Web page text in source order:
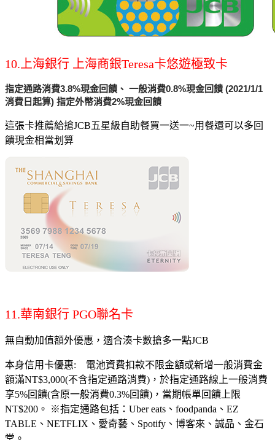
10.上海銀行 上海商銀Teresa卡悠遊極致卡
指定通路消費3.8%現金回饋、 一般消費0.8%現金回饋 (2021/1/1
消費日起算) 指定外幣消費2%現金回饋
這張卡推薦給搶JCB五星級自助餐買一送一~用餐還可以多回
饋現金相當划算
11.華南銀行 PGO聯名卡
無自動加值額外優惠，適合湊卡數搶多一點JCB
本身信用卡優惠: 電池資費扣款不限金額或新增一般消費金
額滿NT$3,000(不含指定通路消費)，於指定通路線上一般消費
享5%回饋(含原一般消費0.3%回饋)，當期帳單回饋上限
NT$200。 ※指定通路包括：Uber eats、foodpanda、EZ
TABLE、NETFLIX、愛奇藝、Spotify、博客來、誠品、金石